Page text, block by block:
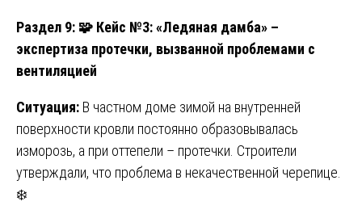
Раздел 9: 🧩 Кейс №3: «Ледяная дамба» –
экспертиза протечки, вызванной проблемами с
вентиляцией
Ситуация: В частном доме зимой на внутренней
поверхности кровли постоянно образовывалась
изморозь, а при оттепели – протечки. Строители
утверждали, что проблема в некачественной черепице.
❄️